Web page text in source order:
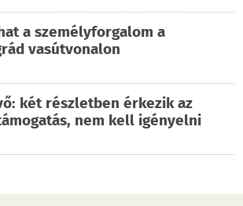
a személyforgalom a
vasútvonalon
két részletben érkezik az
nem kell igényelni